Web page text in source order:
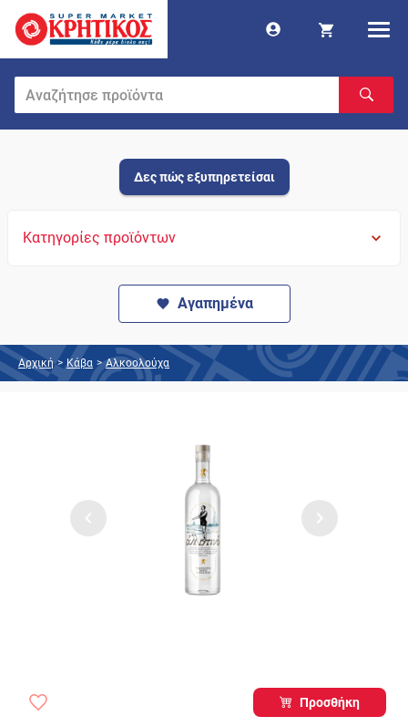
Δες πώς εξυπηρετείσαι
Κατηγορίες προϊόντων
Αγαπημένα
Αρχική > Κάβα > Αλκοολούχα
Προσθήκη